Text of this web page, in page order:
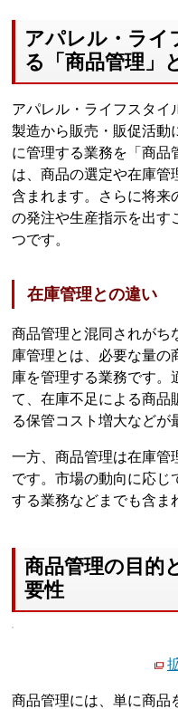
アパレル・ライ
る「商品管理」
アパレル・ライフスタイ
製造から販売・販促活動
に管理する業務を「商品
は、商品の選定や在庫管
含まれます。さらに将来
の発注や生産指示を出す
つです。
在庫管理との違い
商品管理と混同されがち
庫管理とは、必要な量の
庫を管理する業務です。
て、在庫不足による商品
る保管コスト増大などが
一方、商品管理は在庫管
です。市場の動向に応じ
する業務などまでも含ま
商品管理の目的
要性
商品管理には、単に商品